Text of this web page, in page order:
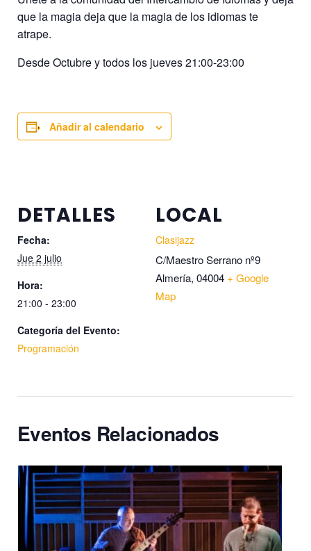
que la magia deja que la magia de los idiomas te
atrape.
Desde Octubre y todos los jueves 21:00-23:00
Añadir al calendario
DETALLES
Fecha:
Jue 2 julio
Hora:
21:00 - 23:00
Categoría del Evento:
Programación
LOCAL
Clasijazz
C/Maestro Serrano nº9
Almería, 04004 + Google
Map
Eventos Relacionados